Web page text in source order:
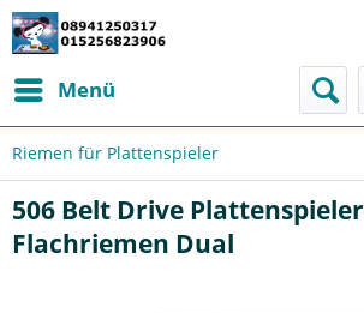
Menü
Riemen für Plattenspieler
506 Belt Drive Plattenspieler
Flachriemen Dual